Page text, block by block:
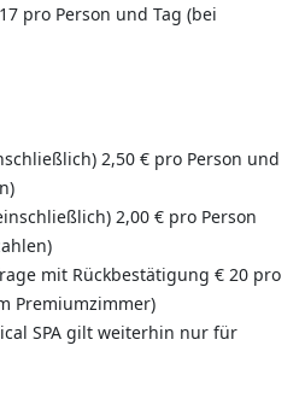
pro Person und Tag (bei
2,50 € pro Person und
2,00 € pro Person
mit Rückbestätigung € 20 pro
Premiumzimmer)
SPA gilt weiterhin nur für